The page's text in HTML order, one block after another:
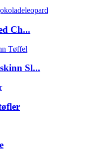
Ch...
Sl...